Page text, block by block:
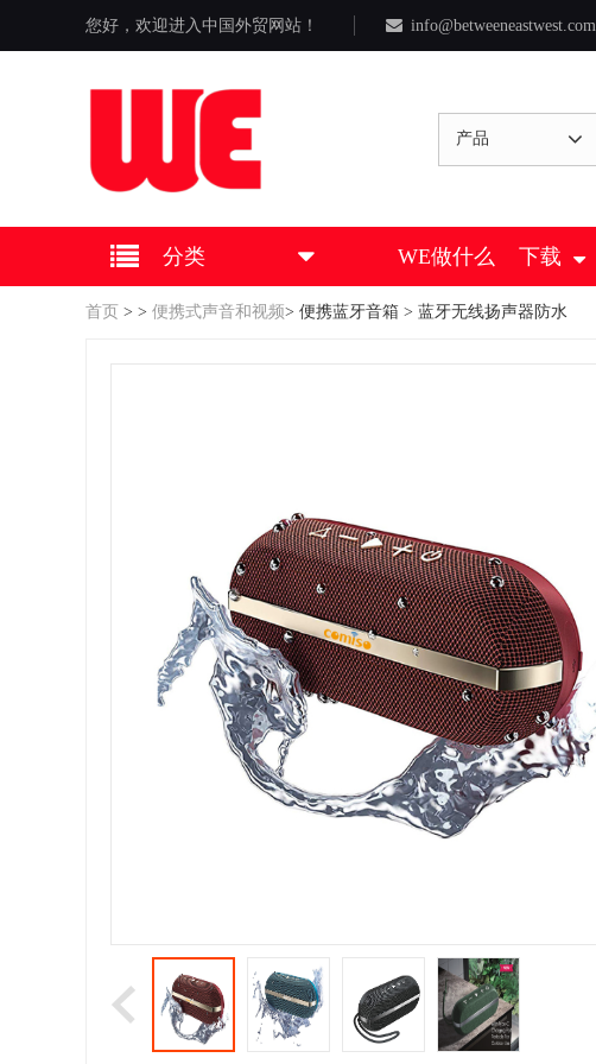
您好，欢迎进入中国外贸网站！ info@betweeneastwest.com
产品
分类 WE做什么 下载
首页 > > 便携式声音和视频> 便携蓝牙音箱 > 蓝牙无线扬声器防水